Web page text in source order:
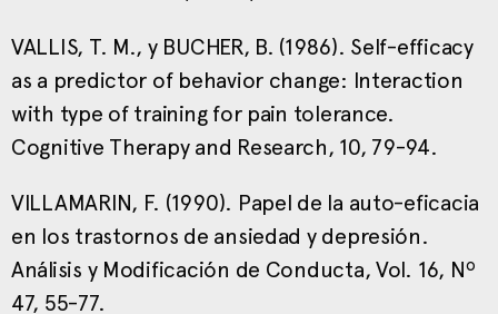
VALLIS, T. M., y BUCHER, B. (1986). Self-efficacy
as a predictor of behavior change: Interaction
with type of training for pain tolerance.
Cognitive Therapy and Research, 10, 79-94.
VILLAMARIN, F. (1990). Papel de la auto-eficacia
en los trastornos de ansiedad y depresión.
Análisis y Modificación de Conducta, Vol. 16, Nº
47, 55-77.